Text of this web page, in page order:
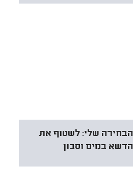
הבחירה שלי: לשטוף את
הדשא במים וסבון